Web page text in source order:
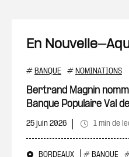
En Nouvelle-
# BANQUE # NOMINATIONS
Bertrand Magnin
Banque Populaire Val
25 juin 2026 1 min de
BORDEAUX # BANQUE